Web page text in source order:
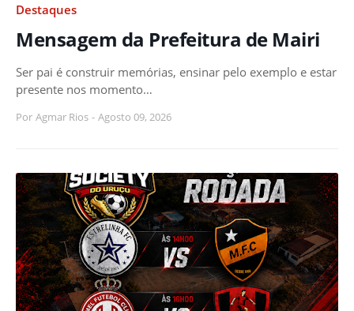
Destaques
Mensagem da Prefeitura de Mairi
Ser pai é construir memórias, ensinar pelo exemplo e estar
presente nos momento…
Por Agmar Rios - Agosto 09, 2026